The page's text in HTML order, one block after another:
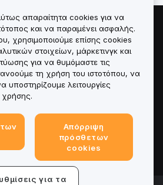
απαραίτητα cookies για να
και να παραμένει ασφαλής.
χρησιμοποιούμε επίσης cookies
στοιχείων, μάρκετινγκ και
για να θυμόμαστε τις
τη χρήση του ιστοτόπου, να
υποστηρίζουμε λειτουργίες
χρήσης.
Απόρριψη
πρόσθετων
cookies
για τα